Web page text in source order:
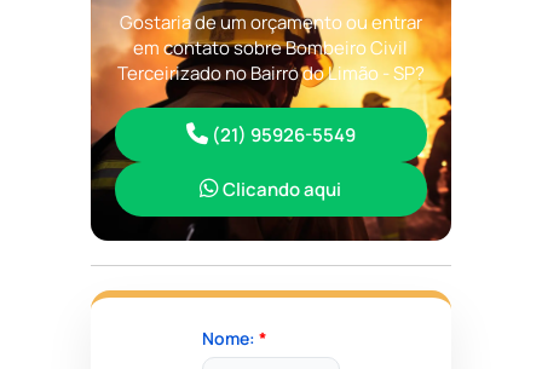
Gostaria de um orçamento ou entrar
em contato sobre Bombeiro Civil
Terceirizado no Bairro do Limão - SP?
(21) 95926-5549
Clicando aqui
Nome: *